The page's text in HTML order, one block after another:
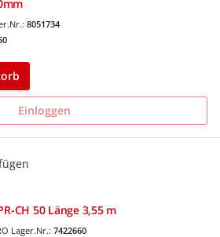
8051734
Einloggen
CH 50 Länge 3,55 m
Lager.Nr.: 7422660